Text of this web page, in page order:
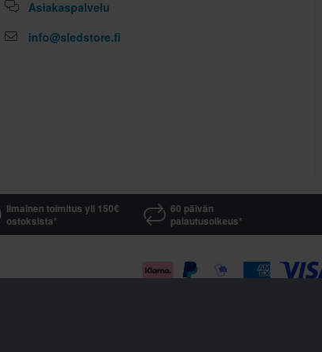
Asiakaspalvelu
info@sledstore.fi
Ilmainen toimitus yli 150€
ostoksista*
60 päivän
palautusoikeus*